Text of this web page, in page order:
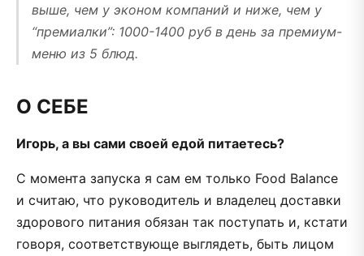
выше, чем у эконом компаний и ниже, чем у
“премиалки”: 1000-1400 руб в день за премиум-
меню из 5 блюд.
О СЕБЕ
Игорь, а вы сами своей едой питаетесь?
С момента запуска я сам ем только Food Balance
и считаю, что руководитель и владелец доставки
здорового питания обязан так поступать и, кстати
говоря, соответствующе выглядеть, быть лицом